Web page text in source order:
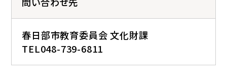
春日部市教育委員会 文化財課
TEL048-739-6811